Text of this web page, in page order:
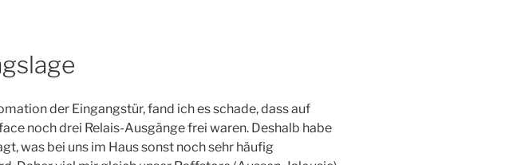
der Eingangstür, fand ich es schade, dass auf
noch drei Relais-Ausgänge frei waren. Deshalb habe
was bei uns im Haus sonst noch sehr häufig